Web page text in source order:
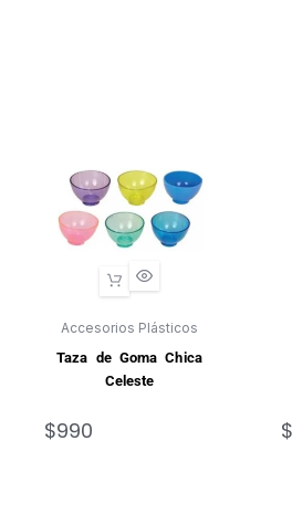
Accesorios Plásticos
Taza de Goma Chica
Celeste
$990 $